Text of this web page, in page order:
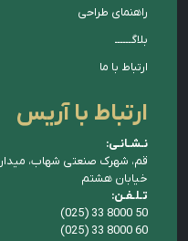
راهنمای طراحی
بلاگــــــ
ارتباط با ما
ارتباط با آریس
نـشـانـی:
قم، شهرک صنعتی شهاب، میدان
خیابان هشتم
تـلـفـن:
(025) 33 8000 50
(025) 33 8000 60